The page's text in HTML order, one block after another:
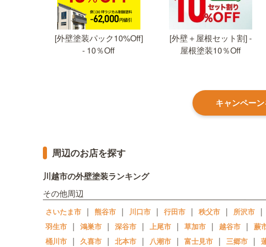
[外壁塗装パック10%Off]
- 10％Off
[外壁＋屋根セット割] -
屋根塗装10％Off
キャンペー
周辺のお店を探す
川越市の外壁塗装ランキング
その他周辺
さいたま市 ｜ 熊谷市 ｜ 川口市 ｜ 行田市 ｜ 秩父市 ｜ 所沢市 ｜
羽生市 ｜ 鴻巣市 ｜ 深谷市 ｜ 上尾市 ｜ 草加市 ｜ 越谷市 ｜ 蕨
桶川市 ｜ 久喜市 ｜ 北本市 ｜ 八潮市 ｜ 富士見市 ｜ 三郷市 ｜